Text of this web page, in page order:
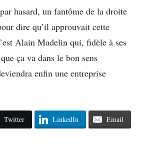
hasard, un fantôme de la droite
dire qu’il approuvait cette
Alain Madelin qui, fidèle à ses
ça va dans le bon sens
enfin une entreprise
Twitter LinkedIn Email